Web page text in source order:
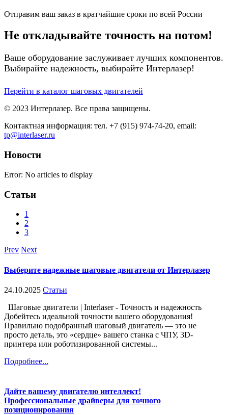
Отправим ваш заказ в кратчайшие сроки по всей России
Не откладывайте точность на потом!
Ваше оборудование заслуживает лучших компонентов.
Выбирайте надежность, выбирайте Интерлазер!
Перейти в каталог шаговых двигателей
© 2023 Интерлазер. Все права защищены.
Контактная информация: тел. +7 (915) 974-74-20, email:
tp@interlaser.ru
Новости
Error: No articles to display
Статьи
1
2
3
Prev Next
Выберите надежные шаговые двигатели от Интерлазер
24.10.2025 Статьи
Шаговые двигатели | Interlaser - Точность и надежность
Добейтесь идеальной точности вашего оборудования!
Правильно подобранный шаговый двигатель — это не
просто деталь, это «сердце» вашего станка с ЧПУ, 3D-
принтера или роботизированной системы...
Подробнее...
Дайте вашему двигателю интеллект!
Профессиональные драйверы для точного
позиционирования